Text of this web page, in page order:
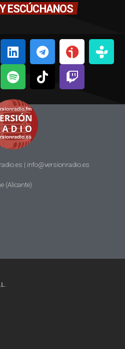
ESCÚCHANOS
| info@versionradio.es
(Alicante)